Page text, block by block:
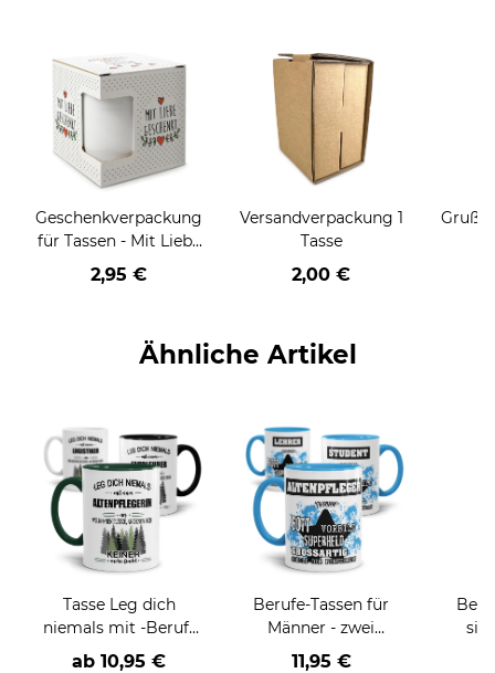
Geschenkverpackung
für Tassen - Mit Liebe
geschenkt
2,95 €
Versandverpackung 1
Tasse
2,00 €
Ähnliche Artikel
Tasse Leg dich
niemals mit -Beruf-
an
ab 10,95 €
Berufe-Tassen für
Männer - zwei
Farbvarianten
11,95 €